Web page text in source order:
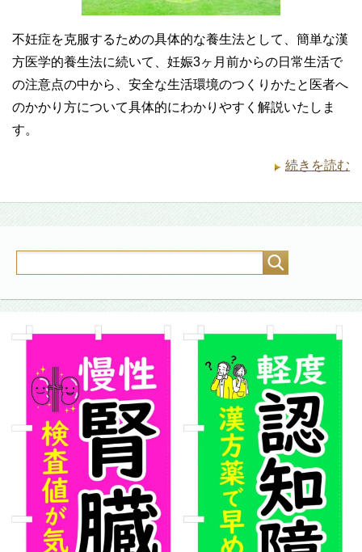
不妊症を克服するための具体的な養生法として、簡単な漢
方医学的養生法に続いて、妊娠3ヶ月前からの日常生活で
の注意点の中から、安全な生活環境のつくりかたと医者へ
のかかり方について具体的にわかりやすく解説いたしま
す。
続きを読む